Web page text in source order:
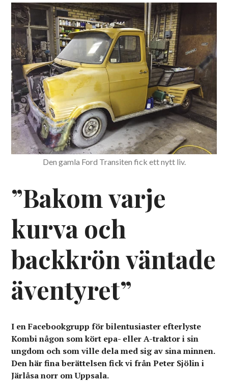
Den gamla Ford Transiten fick ett nytt liv.
”Bakom varje
kurva och
backkrön väntade
äventyret”
I en Facebookgrupp för bilentusiaster efterlyste
Kombi någon som kört epa- eller A-traktor i sin
ungdom och som ville dela med sig av sina minnen.
Den här fina berättelsen fick vi från Peter Sjölin i
Järlåsa norr om Uppsala.